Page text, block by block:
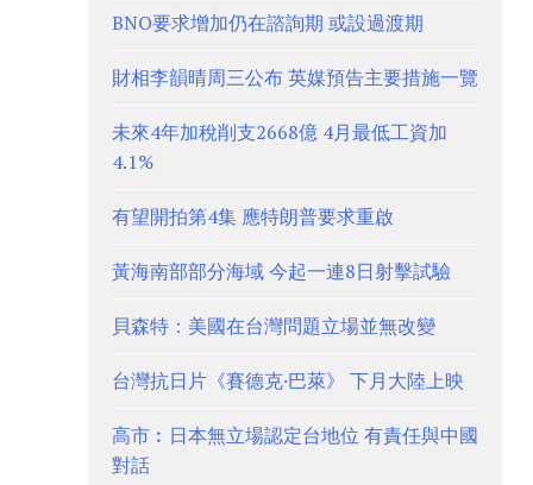
BNO要求增加仍在諮詢期 或設過渡期
財相李韻晴周三公布 英媒預告主要措施一覽
未來4年加稅削支2668億 4月最低工資加
4.1%
有望開拍第4集 應特朗普要求重啟
黃海南部部分海域 今起一連8日射擊試驗
貝森特：美國在台灣問題立場並無改變
台灣抗日片《賽德克·巴萊》 下月大陸上映
高市︰日本無立場認定台地位 有責任與中國
對話